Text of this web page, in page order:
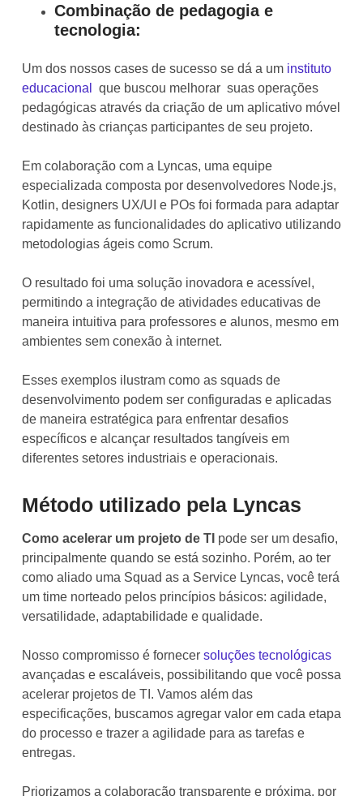
Combinação de pedagogia e
tecnologia:
Um dos nossos cases de sucesso se dá a um instituto
educacional
que buscou melhorar suas operações
pedagógicas através da criação de um aplicativo móvel
destinado às crianças participantes de seu projeto.
Em colaboração com a Lyncas, uma equipe
especializada composta por desenvolvedores Node.js,
Kotlin, designers UX/UI e POs foi formada para adaptar
rapidamente as funcionalidades do aplicativo utilizando
metodologias ágeis como Scrum.
O resultado foi uma solução inovadora e acessível,
permitindo a integração de atividades educativas de
maneira intuitiva para professores e alunos, mesmo em
ambientes sem conexão à internet.
Esses exemplos ilustram como as squads de
desenvolvimento podem ser configuradas e aplicadas
de maneira estratégica para enfrentar desafios
específicos e alcançar resultados tangíveis em
diferentes setores industriais e operacionais.
Método utilizado pela Lyncas
Como acelerar um projeto de TI pode ser um desafio,
principalmente quando se está sozinho. Porém, ao ter
como aliado uma Squad as a Service Lyncas, você terá
um time norteado pelos princípios básicos: agilidade,
versatilidade, adaptabilidade e qualidade.
Nosso compromisso é fornecer soluções tecnológicas
avançadas e escaláveis, possibilitando que você possa
acelerar projetos de TI. Vamos além das
especificações, buscamos agregar valor em cada etapa
do processo e trazer a agilidade para as tarefas e
entregas.
Priorizamos a colaboração transparente e próxima, por